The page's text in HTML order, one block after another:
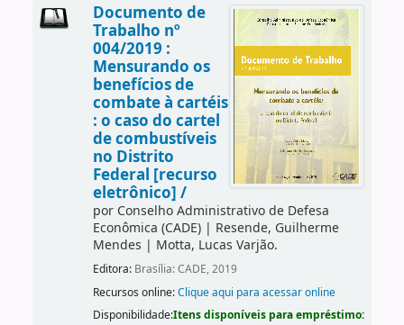
Documento de
Trabalho nº
004/2019 :
Mensurando os
benefícios de
combate à cartéis
: o caso do cartel
de combustíveis
no Distrito
Federal [recurso
eletrônico] /
por Conselho Administrativo de Defesa
Econômica (CADE)| Resende, Guilherme
Mendes | Motta, Lucas Varjão.
Editora: Brasília: CADE, 2019
Recursos online:Clique aqui para acessar online
Disponibilidade:Itens disponíveis para empréstimo: